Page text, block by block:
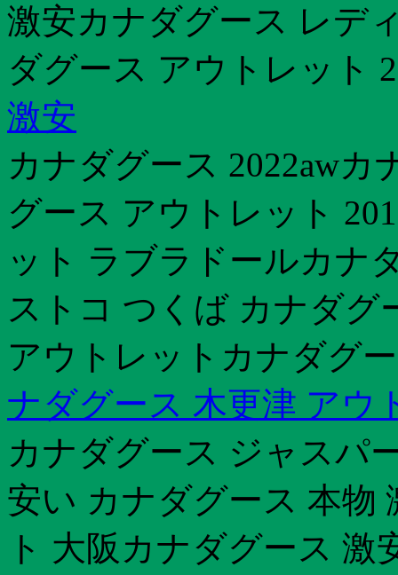
激安カナダグース レデ
ダグース アウトレット
激安
カナダグース 2022aw
グース アウトレット
ット ラブラドールカナ
ストコ つくば カナダグ
アウトレットカナダグ
ナダグース 木更津 アウ
カナダグース ジャスパ
安い カナダグース 本物
ト 大阪カナダグース